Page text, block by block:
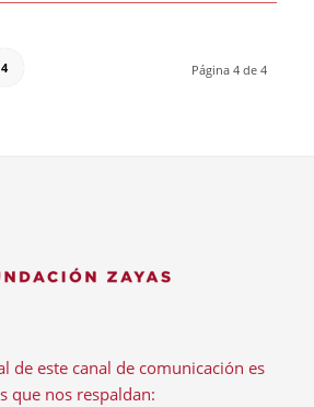
Página 4 de 4
4
de este canal de comunicación es
que nos respaldan: